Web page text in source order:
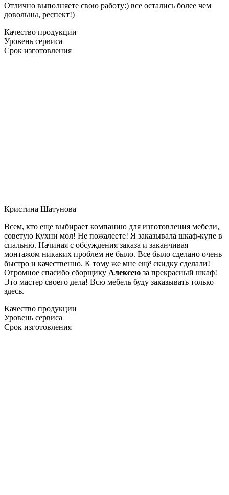
Отлично выполняете свою работу:) все остались более чем
довольны, респект!)
Качество продукции
Уровень сервиса
Срок изготовления
Кристина Шатунова
Всем, кто еще выбирает компанию для изготовления мебели,
советую Кухни мол! Не пожалеете! Я заказывала шкаф-купе в
спальню. Начиная с обсуждения заказа и заканчивая
монтажом никаких проблем не было. Все было сделано очень
быстро и качественно. К тому же мне ещё скидку сделали!
Огромное спасибо сборщику Алексею за прекрасный шкаф!
Это мастер своего дела! Всю мебель буду заказывать только
здесь.
Качество продукции
Уровень сервиса
Срок изготовления